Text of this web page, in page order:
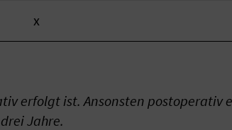
x
erfolgt ist. Ansonsten postoperativ
Jahre.